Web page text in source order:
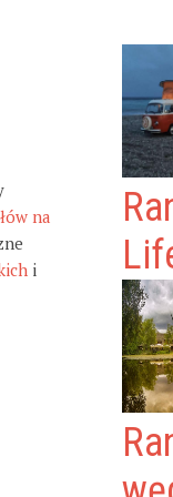
na
i